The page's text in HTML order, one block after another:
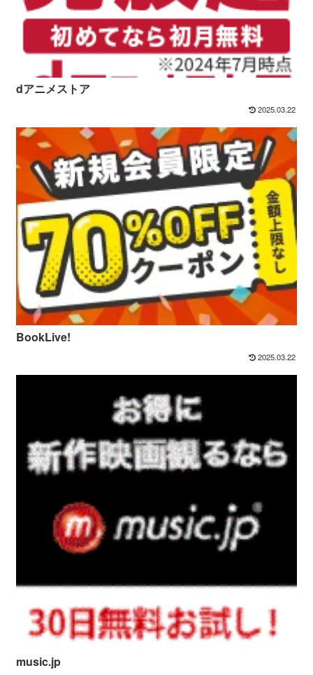
dアニメストア
2025.03.22
BookLive!
2025.03.22
music.jp